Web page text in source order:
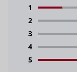
1
2
3
4
5